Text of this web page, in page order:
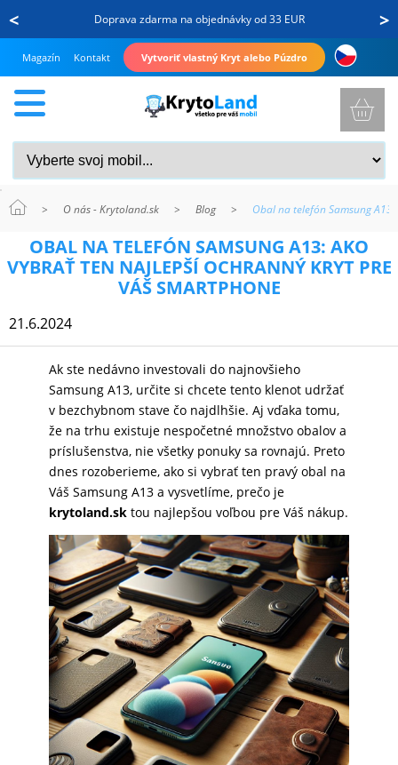
< >
Doprava zdarma na objednávky od 33 EUR
Magazín Kontakt Vytvoriť vlastný Kryt alebo Púzdro
MOBIL
TVRDENÉ
PRODUKTY
PRÍSLUŠENSTVO
OBAL NA TELEFÓN SAMSUNG A13: AKO
VYBRAŤ TEN NAJLEPŠÍ OCHRANNÝ KRYT PRE
VÁŠ SMARTPHONE
21.6.2024
Ak ste nedávno investovali do najnovšieho
Samsung A13, určite si chcete tento klenot udržať
v bezchybnom stave čo najdlhšie. Aj vďaka tomu,
že na trhu existuje nespočetné množstvo obalov a
príslušenstva, nie všetky ponuky sa rovnajú. Preto
dnes rozoberieme, ako si vybrať ten pravý obal na
Váš Samsung A13 a vysvetlíme, prečo je
krytoland.sktou najlepšou voľbou pre Váš nákup.
> O nás - Krytoland.sk > Blog > Obal na telefón Samsung